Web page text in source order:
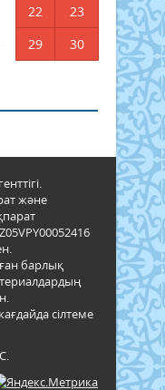
22
23
29
30
және
барлық
сілтеме